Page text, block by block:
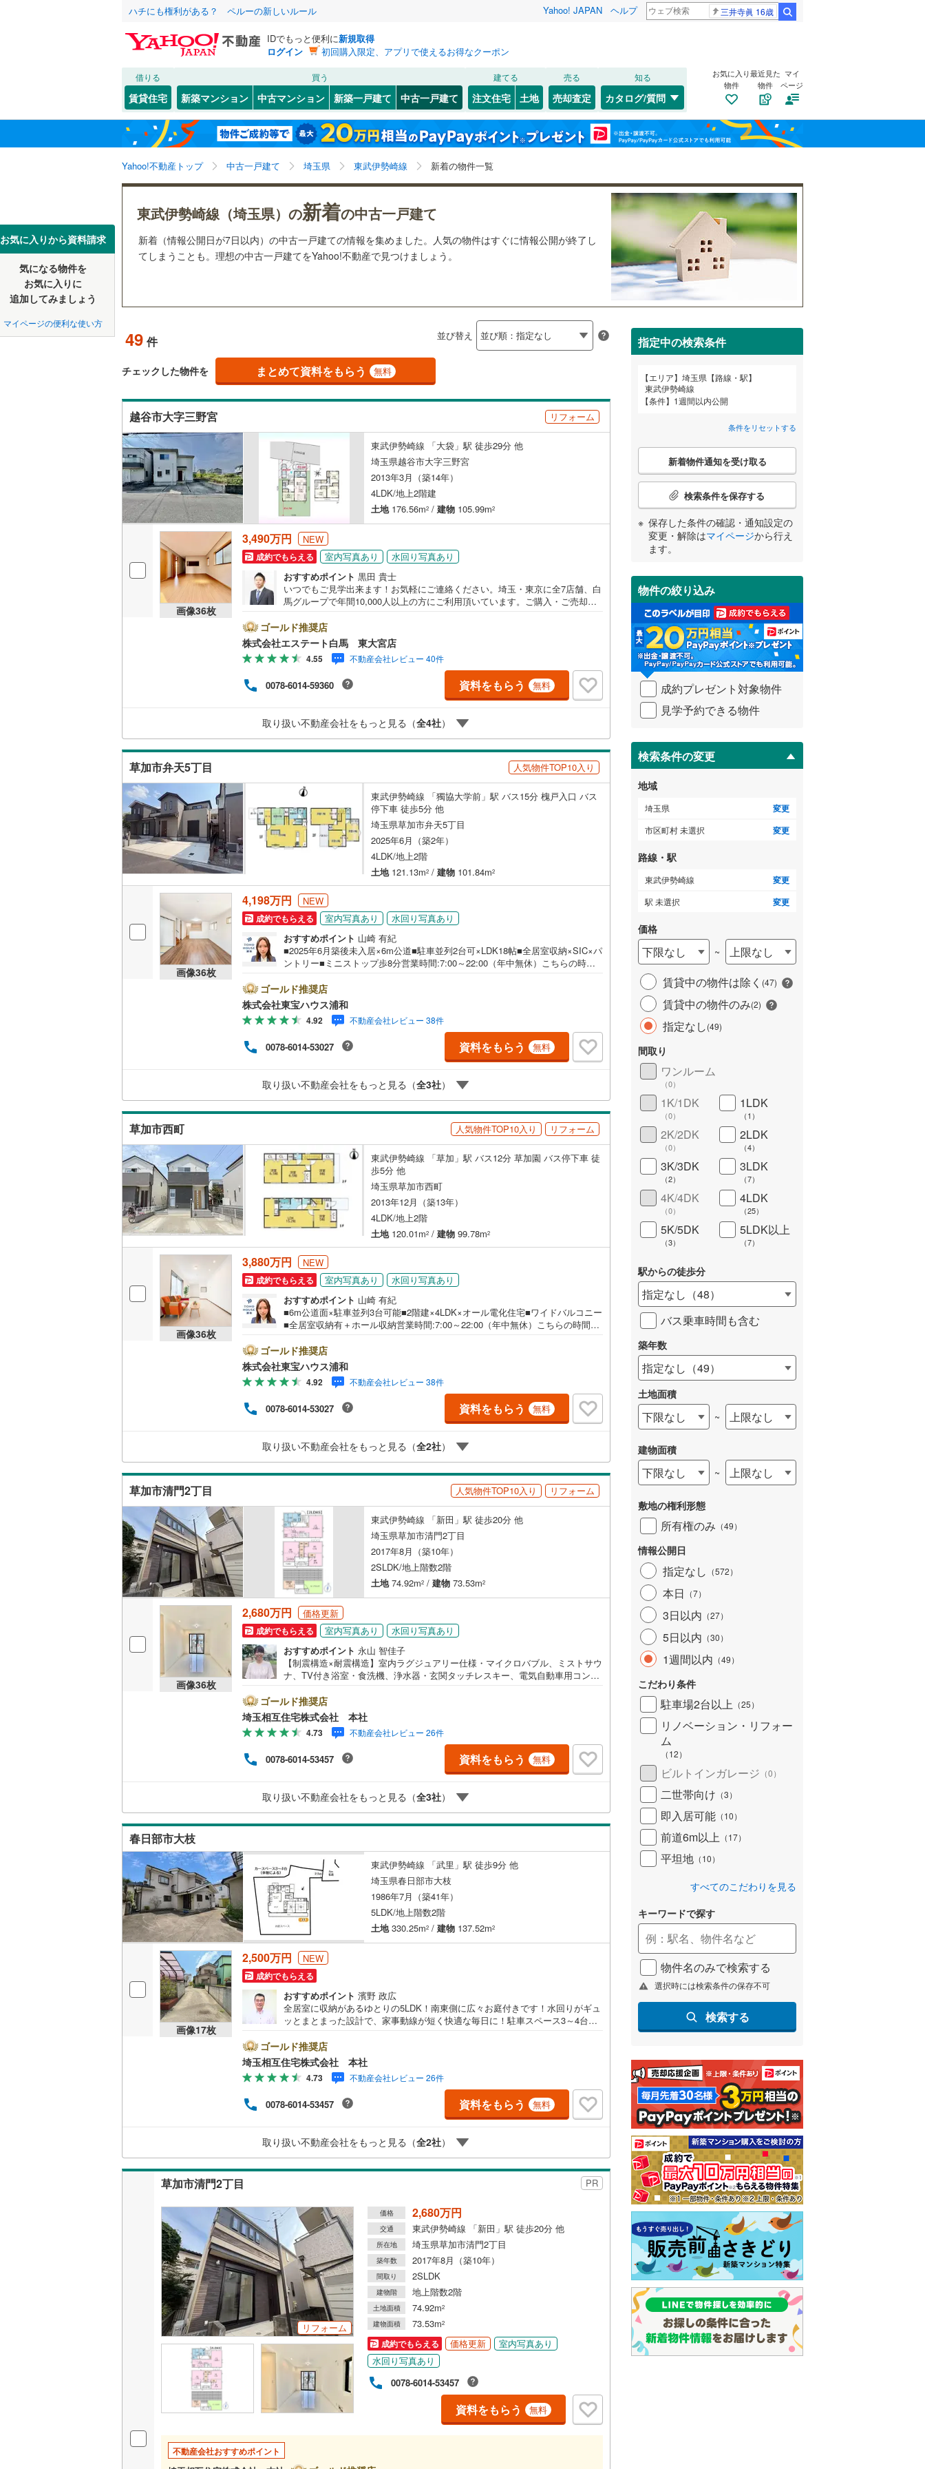
ハチにも権利がある？ ペルーの新しいルール Yahoo! JAPAN ヘルプ 三井寺眞 16歳
IDでもっと便利に新規取得
ログイン
初回購入限定、アプリで使えるお得なクーポン
借りる
賃貸住宅
買う
新築マンション 中古マンション 新築一戸建て 中古一戸建て
建てる
注文住宅 土地
売る
売却査定
知る
カタログ/質問
お気に入り
物件
最近見た
物件
マイ
ページ
Yahoo!不動産トップ 中古一戸建て 埼玉県 東武伊勢崎線 新着の物件一覧
お気に入りから資料請求
気になる物件を
お気に入りに
追加してみましょう
マイページの便利な使い方
東武伊勢崎線（埼玉県）の新着の中古一戸建て
新着（情報公開日が7日以内）の中古一戸建ての情報を集めました。人気の物件はすぐに情報公開が終了し
てしまうことも。理想の中古一戸建てをYahoo!不動産で見つけましょう。
49 件 並び替え
チェックした物件を まとめて資料をもらう 無料
越谷市大字三野宮 リフォーム
東武伊勢崎線 「大袋」駅 徒歩29分 他
埼玉県越谷市大字三野宮
2013年3月（築14年）
4LDK/地上2階建
土地176.56m2 / 建物 105.99m2
画像36枚
3,490万円 NEW
成約でもらえる 室内写真あり
水回り写真あり
おすすめポイント 黒田 貴士
いつでもご見学出来ます！お気軽にご連絡ください。埼玉・東京に全7店舗、白
馬グループで年間10,000人以上の方にご利用頂いています。ご購入・ご売却か
気のリモート見学・リモート相談サービス～・小さいお子様や家事で外出でき
ない、天気が悪く外出したくない時・LINEやZOOMなど無料のアプリですぐに
ご利用いただけます・リモート見学はスタッフがご興味ある物件の現地から映
像をお届けします・写真では伝わりにくい「空気感」や違うアングルからみた
かったリビングの「見え方」などもしっかり確認できます・リモート相談は第
三者による住宅ローンや家計相談を専門のファイナンシャルプランナーと1対1
で・バーチャル背景でプライバシーも安心・忙しいパートナーに変わって予め
～営業時間～9:30～18:30こちらのお時間でしたらお電話でのお問合せがスムー
ズですお気軽にお問合せください
ゴールド推奨店
株式会社エステート白馬 東大宮店
4.55 不動産会社レビュー 40件
0078-6014-59360 資料をもらう 無料
取り扱い不動産会社をもっと見る（全4社）
草加市弁天5丁目 人気物件TOP10入り
東武伊勢崎線 「獨協大学前」駅 バス15分 槐戸入口 バス
停下車 徒歩5分 他
埼玉県草加市弁天5丁目
2025年6月（築2年）
4LDK/地上2階
土地121.13m2 / 建物 101.84m2
画像36枚
4,198万円 NEW
成約でもらえる 室内写真あり
水回り写真あり
おすすめポイント 山崎 有紀
■2025年6月築後未入居×6m公道■駐車並列2台可×LDK18帖■全居室収納×SIC×パ
ントリー■ミニストップ歩8分営業時間:7:00～22:00（年中無休）こちらの時間
下さい！東宝ハウスライフソリューションズグループ 東宝ハウス浦和 特別
提携金利〔一例〕東宝ハウス浦和の住宅ローン■変動金利全期間引下げプラン⇒
住宅ローン金利優遇割の最大適用《0.89％》と某信用金庫金利1.275％の比較借
入金4000万円返済期間35年の総返済額の差額:303万円※2026年7月末実行分まで
（審査・要件があります）◇TOHO HOUSE CLUBで生涯の安心をお届け◇東宝
ハウスのライフパートナーが直接ご対応ライフプランニング、かけつけサポー
ト、Club Offプレミアムなど多彩なサービスがございます
ゴールド推奨店
株式会社東宝ハウス浦和
4.92 不動産会社レビュー 38件
0078-6014-53027 資料をもらう 無料
取り扱い不動産会社をもっと見る（全3社）
草加市西町 人気物件TOP10入り リフォーム
東武伊勢崎線 「草加」駅 バス12分 草加園 バス停下車 徒
歩5分 他
埼玉県草加市西町
2013年12月（築13年）
4LDK/地上2階
土地120.01m2 / 建物 99.78m2
画像36枚
3,880万円 NEW
成約でもらえる 室内写真あり
水回り写真あり
おすすめポイント 山崎 有紀
■6m公道面×駐車並列3台可能■2階建×4LDK×オール電化住宅■ワイドバルコニー
■全居室収納有＋ホール収納営業時間:7:00～22:00（年中無休）こちらの時間帯
さい！東宝ハウスライフソリューションズグループ 東宝ハウス浦和 特別提
携金利〔一例〕東宝ハウス浦和の住宅ローン■変動金利全期間引下げプラン⇒住
宅ローン金利優遇割の最大適用《0.89％》と某信用金庫金利1.275％の比較借入
金4000万円返済期間35年の総返済額の差額:303万円※2026年7月末実行分まで
（審査・要件があります）◇TOHO HOUSE CLUBで生涯の安心をお届け◇東宝
ハウスのライフパートナーが直接ご対応ライフプランニング、かけつけサポー
ト、Club Offプレミアムなど多彩なサービスがございます
ゴールド推奨店
株式会社東宝ハウス浦和
4.92 不動産会社レビュー 38件
0078-6014-53027 資料をもらう 無料
取り扱い不動産会社をもっと見る（全2社）
草加市清門2丁目 人気物件TOP10入り リフォーム
東武伊勢崎線 「新田」駅 徒歩20分 他
埼玉県草加市清門2丁目
2017年8月（築10年）
2SLDK/地上階数2階
土地74.92m2 / 建物 73.53m2
画像36枚
2,680万円 価格更新
成約でもらえる 室内写真あり
水回り写真あり
おすすめポイント 永山 智佳子
【制震構造×耐震構造】室内ラグジュアリー仕様・マイクロバブル、ミストサウ
ナ、TV付き浴室・食洗機、浄水器・玄関タッチレスキー、電気自動車用コンセ
心】本社来店専用のキッズスペースを完備、お子様連れでも落ち着いてご相談
いただけます。チャイルドシートもご用意しております。【住宅ローンに強
い！住宅ローン・契約サポート】本社在籍の専門スタッフが、金融機関との調
整から 審査のポイントまで一貫してサポート。現在お借入れがある方、勤続年
数が短い方、自己資金に不安がある方も、まずはご相談ください。住宅ローン
に詳しいスタッフが、状況に合わせて無理のない進め方をご案内します。 初め
ての方も安心してご相談いただけます。【本社ならではの総合サポート・検討
のご紹介だけでなく、資金計画、間取りの考え方、建築の注意点、将来的な売
却や住み替えの可能性まで、一つひとつ整理しながらご案内します。
ゴールド推奨店
埼玉相互住宅株式会社 本社
4.73 不動産会社レビュー 26件
0078-6014-53457 資料をもらう 無料
取り扱い不動産会社をもっと見る（全3社）
春日部市大枝
東武伊勢崎線 「武里」駅 徒歩9分 他
埼玉県春日部市大枝
1986年7月（築41年）
5LDK/地上階数2階
土地330.25m2 / 建物 137.52m2
画像17枚
2,500万円 NEW
成約でもらえる
おすすめポイント 濱野 政広
全居室に収納があるゆとりの5LDK！南東側に広々お庭付きです！水回りがギュ
ッとまとまった設計で、家事動線が短く快適な毎日に！駐車スペース3～4台可
安心】本社来店専用のキッズスペースを完備、お子様連れでも落ち着いてご相
談いただけます。チャイルドシートもご用意しております。【住宅ローンに強
い！住宅ローン・契約サポート】本社在籍の専門スタッフが、金融機関との調
整から 審査のポイントまで一貫してサポート。現在お借入れがある方、勤続年
数が短い方、自己資金に不安がある方も、まずはご相談ください。住宅ローン
に詳しいスタッフが、状況に合わせて無理のない進め方をご案内します。 初め
ての方も安心してご相談いただけます。【本社ならではの総合サポート・検討
のご紹介だけでなく、資金計画、間取りの考え方、建築の注意点、将来的な売
却や住み替えの可能性まで、一つひとつ整理しながらご案内します。
ゴールド推奨店
埼玉相互住宅株式会社 本社
4.73 不動産会社レビュー 26件
0078-6014-53457 資料をもらう 無料
取り扱い不動産会社をもっと見る（全2社）
草加市清門2丁目 PR
リフォーム
価格 2,680万円
交通 東武伊勢崎線 「新田」駅 徒歩20分 他
所在地 埼玉県草加市清門2丁目
築年数 2017年8月（築10年）
間取り 2SLDK
建物階 地上階数2階
土地面積 74.92m2
建物面積 73.53m2
成約でもらえる 価格更新
室内写真あり
水回り写真あり
0078-6014-53457
資料をもらう 無料
不動産会社おすすめポイント
指定中の検索条件
エリア
埼玉県【路線・駅】
東武伊勢崎線
条件
1週間以内公開
条件をリセットする
こ
検
条
件
受
け
取
る
・
条
件
を
イ
ペ
ジ
に
保
存
す
る
新着物件通知を受け取る
検索条件を保存する
保存した条件の確認・通知設定の
変更・解除はマイページから行え
ます。
物件の絞り込み
成約プレゼント対象物件
見学予約できる物件
検索条件の変更
地域
埼玉県 変更
市区町村 未選択 変更
路線・駅
東武伊勢崎線 変更
駅 未選択 変更
価格
下限なし ~
上限なし
賃貸中の物件は除く (47)
賃貸中の物件のみ(2)
指定なし(49)
間取り
ワンルーム
（0）
1K/1DK
（0）
1LDK
（1 ）
2K/2DK
（0）
2LDK
（4）
3K/3DK
（2）
3LDK
（7）
4K/4DK
（0）
4LDK
（25）
5K/5DK
（3）
5LDK以上
（7）
駅からの徒歩分
指定なし （48）
バス乗車時間も含む
築年数
指定なし （49）
土地面積
下限なし ~ 上限なし
建物面積
下限なし ~ 上限なし
敷地の権利形態
所有権のみ （49）
情報公開日
指定なし （572）
本日 （7）
3日以内 （27）
5日以内 （30）
1週間以内 （49）
こだわり条件
駐車場2台以上 （25）
リノベーション・リフォー
ム
（12）
ビルトインガレージ （0）
二世帯向け （3）
即入居可能 （10）
前道6m以上 （17）
平坦地 （10）
すべてのこだわりを見る
キーワードで探す
物件名のみで検索する
選択時には検索条件の保存不可
検索する
北海道 北海道
東北 青森 岩手 宮城 秋田 山形 福島
関東 東京 神奈川 埼玉 千葉
長野
東海 愛知 岐阜 静岡 三重
和歌山
中国 鳥取 島根 岡山 広島 山口
高知
福岡 佐賀 長崎 鹿児島
該当物件 0 この条件で検索する 条件をリセットする
さいたま市 西区(2) 北区(3) 大宮区(0)
見沼区(4) 中央区(2) 桜区(0)
浦和区
3) 南区 ( )
)
埼玉県のそのほ
かの地域
川越市(10) 熊谷市(6) 川口市 (10)
行田市 (5) 秩父市 所沢市(13 )
本庄市(4)
鴻巣市(5) 深谷市(3)
上尾市(8)
入間市(7)
新座市(7) 桶川市(1) 久喜市(9)
北本市(1) 八潮市 富士見市(2)
三郷市(3) (0
幸手市(6) 鶴ヶ島市(1) 日高市(0)
吉川市(2) ふじみ野市 白岡市(
北足立郡伊奈町(2) 入間郡毛呂山町(0)
入間郡越生町(0) 比企郡滑川町( 1) 比企郡嵐山町(1)
比企郡小川町( 比企郡吉見町(2)
比企郡鳩山町 (0) 秩父郡横瀬町(
)
秩父郡皆野町(0 秩父郡長瀞町 (0 ) 秩父郡小鹿野町 (0
児玉郡神川町(0)
北葛飾郡松伏町(0)
該当物件 0 この条件で検索する 条件をリセットする
該当物件 0 この条件で検索する 条件をリセットする
JR 東北本線(30) 川越線(18) 高崎線(36)
湘南新宿ライン（宇都宮～逗子）
(26)
湘南新宿ライン（前橋～小田原）
(33)
武蔵野線(20
東北新幹線(4) 上越新幹線(10) 山形新幹線(4)
秋田新幹線(4)
地下鉄 東京メトロ有楽町線(2) 東京メトロ副都心線(2)
つくばエクスプレス(4
東武伊勢崎線(49) 東武日光線(13) 東武野田線(19)
東武越生線(1 西武池袋線(25)
西武秩父線(7) 西武狭山線(4)
西武山口線(2)
該当物件 0 この条件で検索する 条件をリセットする
(7) (9) (4) (4) (5) (3) (1) (2) せんげん台
(4)
(3) 一ノ割
( ) ( 2 (5) (8 ) (1) 2)
該当物件 0 この条件で検索する 条件をリセットする
こだわり条件 リフォーム、リノベーション
リノベーション・リフォーム
（12）
築古・築30年以上（19）
設備
3 ） トイレ２か所（33）
駐車場2台以上（ 25 ） 太陽光発電システム（1）
ＴＶモニタ付インターホン
間取り、居室全体
バリアフリー住宅（ 間取り変更可能（1）
二世帯向け（3） 3階建て以上（2）
サービスルーム（納戸）（3）
最寄りの駅が始発駅 0） 海まで2km以内 小学校まで1km以内（17）
配置、向き、建ち方、日当たり
前道6m以上 17 角地（11） 南道路（9）
平坦地 （10）
LD
リビングダイニング15畳以上
キッチン
（7 対面キッチン（20）
即入居可能（10）
浴室乾燥機あり ）
収納
ウォークインクローゼット
バルコニー、庭
ウッドデッキあり（1）
耐震、免震、制震構造
（1）
長期優良住宅（1）
オンライン対応
オンライン内見(相談)可 （ 30） IT重説可
詳しく見る
該当物件 0 この条件で検索する 条件をリセットする
検索条件を保存しました
この検索条件の新着物件通知は、 マイページから設定できます。
保存した条件を見る
埼玉県、東武伊勢崎線、1週間以内公開
検索条件を保存する
マイページ
閉じる お気に入りリストを見る
閉じる
閉じる お気に入りリストを見る
閉じる